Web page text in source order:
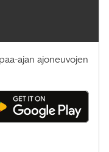
ajan ajoneuvojen